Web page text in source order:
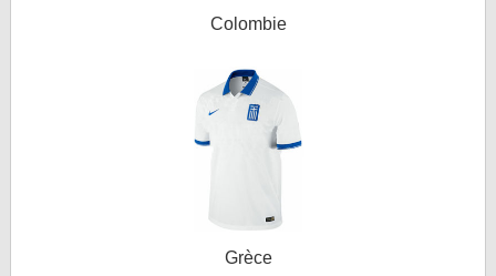
Colombie
Grèce